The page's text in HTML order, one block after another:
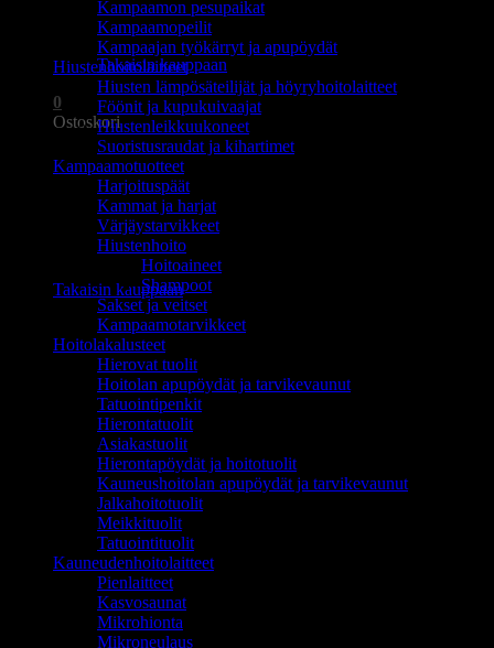
Ostoskori on tyhjä.
Takaisin kauppaan
0
Ostoskori
Ostoskori on tyhjä.
Takaisin kauppaan
Kampaamon pesupaikat
Kampaamopeilit
Kampaajan työkärryt ja apupöydät
Hiustenhoitolaitteet
Hiusten lämpösäteilijät ja höyryhoitolaitteet
Föönit ja kupukuivaajat
Hiustenleikkuukoneet
Suoristusraudat ja kihartimet
Kampaamotuotteet
Harjoituspäät
Kammat ja harjat
Värjäystarvikkeet
Hiustenhoito
Hoitoaineet
Shampoot
Sakset ja veitset
Kampaamotarvikkeet
Hoitolakalusteet
Hierovat tuolit
Hoitolan apupöydät ja tarvikevaunut
Tatuointipenkit
Hierontatuolit
Asiakastuolit
Hierontapöydät ja hoitotuolit
Kauneushoitolan apupöydät ja tarvikevaunut
Jalkahoitotuolit
Meikkituolit
Tatuointituolit
Kauneudenhoitolaitteet
Pienlaitteet
Kasvosaunat
Mikrohionta
Mikroneulaus